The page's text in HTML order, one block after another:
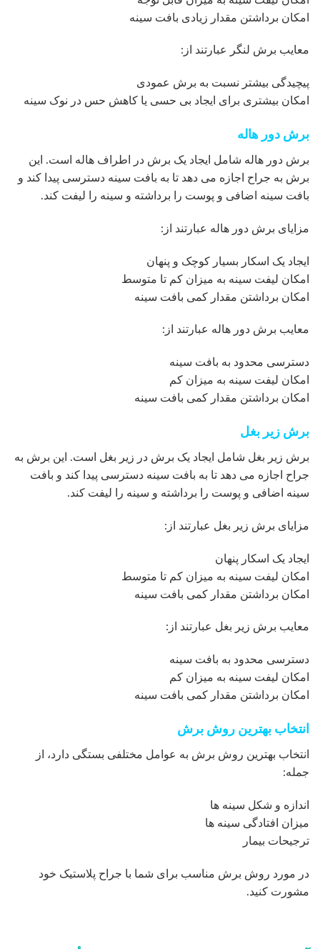
امکان برداشتن مقدار زیادی بافت سینه
معایب برش لنگر عبارتند از:
پیچیدگی بیشتر نسبت به برش عمودی
امکان بیشتری برای ایجاد بی حسی یا کاهش حس در نوک سینه
برش دور هاله
برش دور هاله شامل ایجاد یک برش در اطراف هاله است. این
برش به جراح اجازه می دهد تا به بافت سینه دسترسی پیدا کند و
بافت سینه اضافی و پوست را برداشته و سینه را لیفت کند.
مزایای برش دور هاله عبارتند از:
ایجاد یک اسکار بسیار کوچک و پنهان
امکان لیفت سینه به میزان کم تا متوسط
امکان برداشتن مقدار کمی بافت سینه
معایب برش دور هاله عبارتند از:
دسترسی محدود به بافت سینه
امکان لیفت سینه به میزان کم
امکان برداشتن مقدار کمی بافت سینه
برش زیر بغل
برش زیر بغل شامل ایجاد یک برش در زیر بغل است. این برش به
جراح اجازه می دهد تا به بافت سینه دسترسی پیدا کند و بافت
سینه اضافی و پوست را برداشته و سینه را لیفت کند.
مزایای برش زیر بغل عبارتند از:
ایجاد یک اسکار پنهان
امکان لیفت سینه به میزان کم تا متوسط
امکان برداشتن مقدار کمی بافت سینه
معایب برش زیر بغل عبارتند از:
دسترسی محدود به بافت سینه
امکان لیفت سینه به میزان کم
امکان برداشتن مقدار کمی بافت سینه
انتخاب بهترین روش برش
انتخاب بهترین روش برش به عوامل مختلفی بستگی دارد، از
جمله:
اندازه و شکل سینه ها
میزان افتادگی سینه ها
ترجیحات بیمار
در مورد روش برش مناسب برای شما با جراح پلاستیک خود
مشورت کنید.